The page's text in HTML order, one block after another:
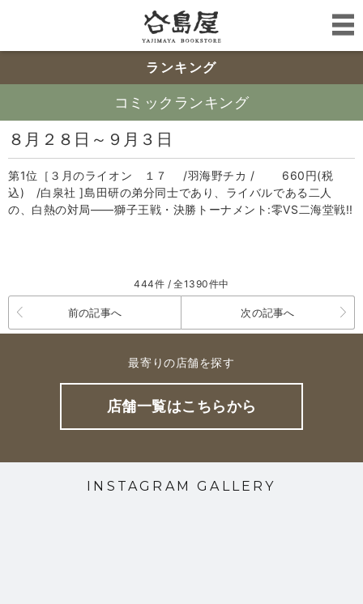
ランキング
コミックランキング
８月２８日～９月３日
第1位［３月のライオン １７ /羽海野チカ / 660円(税
込) /白泉社 ]島田研の弟分同士であり、ライバルである二人
の、白熱の対局――獅子王戦・決勝トーナメント:零VS二海堂戦!!
444件 / 全1390件中
前の記事へ 次の記事へ
最寄りの店舗を探す
店舗一覧はこちらから
INSTAGRAM GALLERY